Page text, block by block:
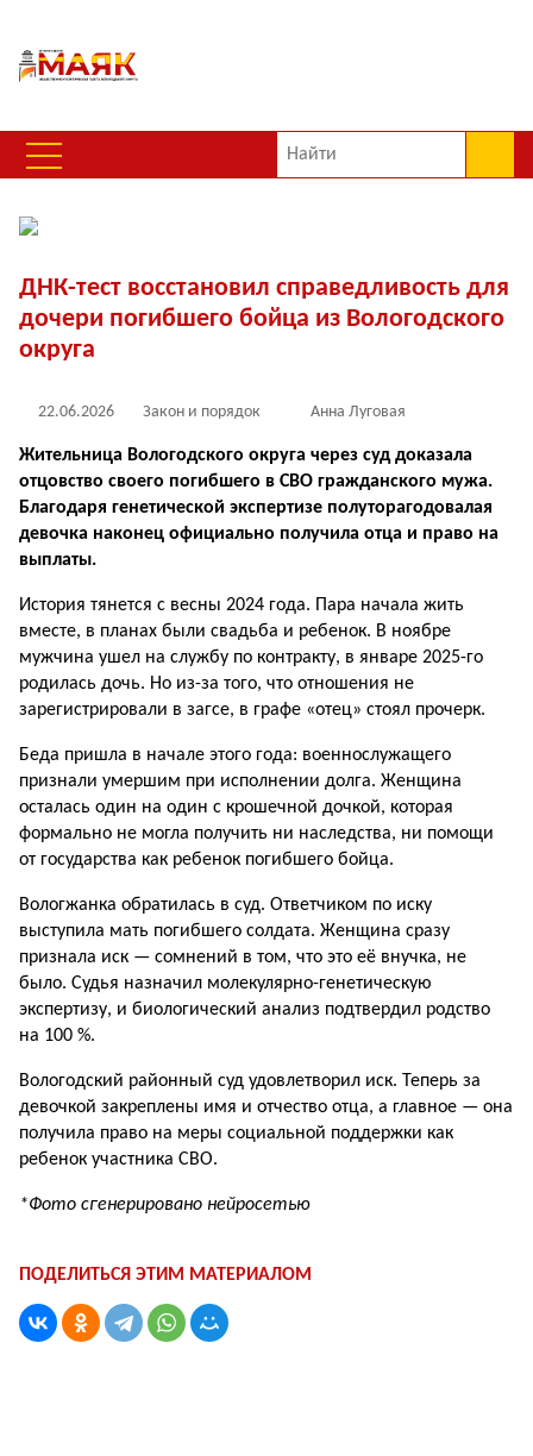
ДНК-тест восстановил справедливость для
дочери погибшего бойца из Вологодского
округа
22.06.2026 Закон и порядок Анна Луговая
Жительница Вологодского округа через суд доказала
отцовство своего погибшего в СВО гражданского мужа.
Благодаря генетической экспертизе полуторагодовалая
девочка наконец официально получила отца и право на
выплаты.
История тянется с весны 2024 года. Пара начала жить
вместе, в планах были свадьба и ребенок. В ноябре
мужчина ушел на службу по контракту, в январе 2025-го
родилась дочь. Но из-за того, что отношения не
зарегистрировали в загсе, в графе «отец» стоял прочерк.
Беда пришла в начале этого года: военнослужащего
признали умершим при исполнении долга. Женщина
осталась один на один с крошечной дочкой, которая
формально не могла получить ни наследства, ни помощи
от государства как ребенок погибшего бойца.
Вологжанка обратилась в суд. Ответчиком по иску
выступила мать погибшего солдата. Женщина сразу
признала иск — сомнений в том, что это её внучка, не
было. Судья назначил молекулярно-генетическую
экспертизу, и биологический анализ подтвердил родство
на 100 %.
Вологодский районный суд удовлетворил иск. Теперь за
девочкой закреплены имя и отчество отца, а главное — она
получила право на меры социальной поддержки как
ребенок участника СВО.
*Фото сгенерировано нейросетью
ПОДЕЛИТЬСЯ ЭТИМ МАТЕРИАЛОМ